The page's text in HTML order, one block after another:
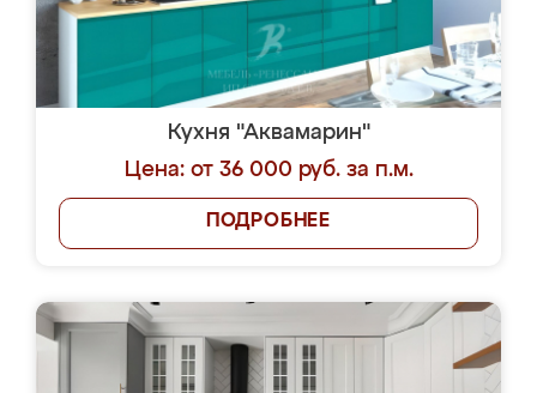
Кухня "Аквамарин"
Цена: от 36 000 руб. за п.м.
ПОДРОБНЕЕ